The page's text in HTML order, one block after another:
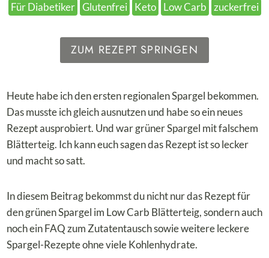
Für Diabetiker Glutenfrei Keto Low Carb zuckerfrei
ZUM REZEPT SPRINGEN
Heute habe ich den ersten regionalen Spargel bekommen.
Das musste ich gleich ausnutzen und habe so ein neues
Rezept ausprobiert. Und war grüner Spargel mit falschem
Blätterteig. Ich kann euch sagen das Rezept ist so lecker
und macht so satt.
In diesem Beitrag bekommst du nicht nur das Rezept für
den grünen Spargel im Low Carb Blätterteig, sondern auch
noch ein FAQ zum Zutatentausch sowie weitere leckere
Spargel-Rezepte ohne viele Kohlenhydrate.